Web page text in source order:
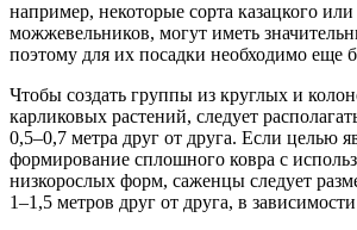
например, некоторые сорта казацкого
можжевельников, могут иметь
поэтому для их посадки необходимо еще
Чтобы создать группы из круглых и
карликовых растений, следует
0,5–0,7 метра друг от друга. Если целью
формирование сплошного ковра с
низкорослых форм, саженцы следует
1–1,5 метров друг от друга, в